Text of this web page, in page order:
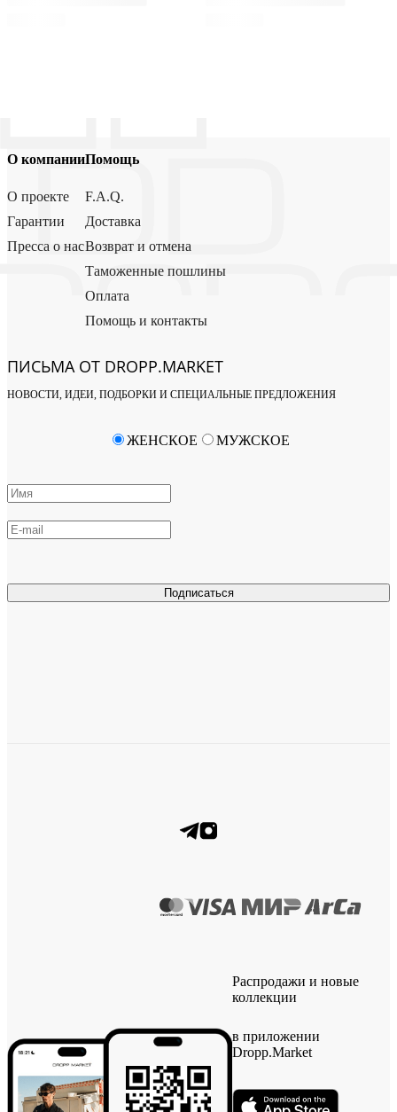
О компании
О проекте
Гарантии
Пресса о нас
Помощь
F.A.Q.
Доставка
Возврат и отмена
Таможенные пошлины
Оплата
Помощь и контакты
ПИСЬМА ОТ DROPP.MARKET
НОВОСТИ, ИДЕИ, ПОДБОРКИ И СПЕЦИАЛЬНЫЕ ПРЕДЛОЖЕНИЯ
Подписаться
ЖЕНСКОЕ МУЖСКОЕ
Распродажи и новые
коллекции
в приложении
Dropp.Market